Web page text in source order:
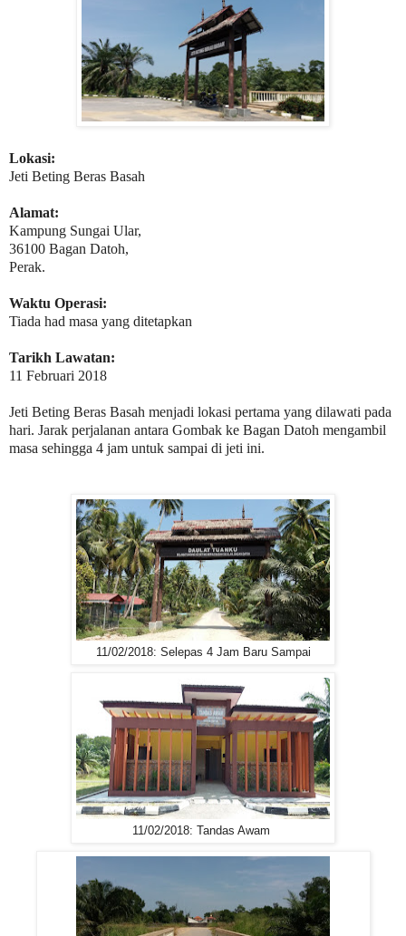
Lokasi:
Jeti Beting Beras Basah
Alamat:
Kampung Sungai Ular,
36100 Bagan Datoh,
Perak.
Waktu Operasi:
Tiada had masa yang ditetapkan
Tarikh Lawatan:
11 Februari 2018
Jeti Beting Beras Basah menjadi lokasi pertama yang dilawati pada
hari. Jarak perjalanan antara Gombak ke Bagan Datoh mengambil
masa sehingga 4 jam untuk sampai di jeti ini.
11/02/2018: Selepas 4 Jam Baru Sampai
11/02/2018: Tandas Awam